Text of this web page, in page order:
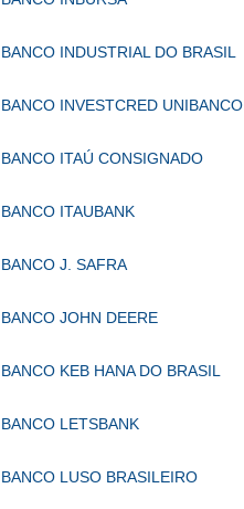
BANCO INDUSTRIAL DO BRASIL
BANCO INVESTCRED UNIBANCO
BANCO ITAÚ CONSIGNADO
BANCO ITAUBANK
BANCO J. SAFRA
BANCO JOHN DEERE
BANCO KEB HANA DO BRASIL
BANCO LETSBANK
BANCO LUSO BRASILEIRO